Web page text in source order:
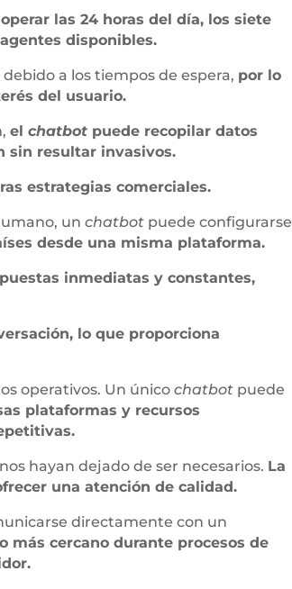
las 24 horas del día, los siete
disponibles.
a los tiempos de espera, por lo
del usuario.
elchatbot puede recopilar datos
sin resultar invasivos.
estrategias comerciales.
unchatbot puede configurarse
desde una misma plataforma.
inmediatas y constantes,
lo que proporciona
operativos. Un únicochatbot puede
plataformas y recursos
hayan dejado de ser necesarios. La
una atención de calidad.
directamente con un
más cercano durante procesos de